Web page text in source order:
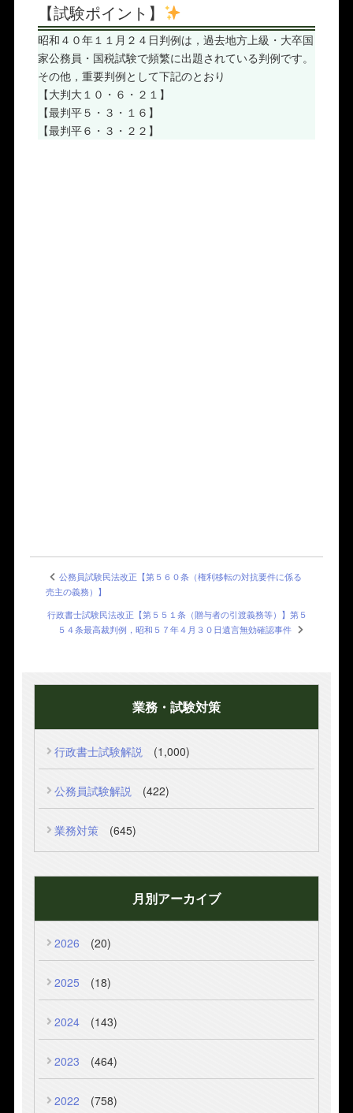
【試験ポイント】
昭和４０年１１月２４日判例は，過去地方上級・大卒国
家公務員・国税試験で頻繁に出題されている判例です。
その他，重要判例として下記のとおり
【大判大１０・６・２１】
【最判平５・３・１６】
【最判平６・３・２２】
公務員試験民法改正【第５６０条（権利移転の対抗要件に係る
売主の義務）】
行政書士試験民法改正【第５５１条（贈与者の引渡義務等）】第５
５４条最高裁判例，昭和５７年４月３０日遺言無効確認事件
業務・試験対策
行政書士試験解説 (1,000)
公務員試験解説 (422)
業務対策 (645)
月別アーカイブ
2026 (20)
2025 (18)
2024 (143)
2023 (464)
2022 (758)